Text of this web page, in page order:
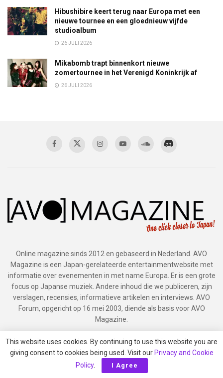
Hibushibire keert terug naar Europa met een
nieuwe tournee en een gloednieuw vijfde
studioalbum
26 JULI 2026
Mikabomb trapt binnenkort nieuwe
zomertournee in het Verenigd Koninkrijk af
26 JULI 2026
Online magazine sinds 2012 en gebaseerd in Nederland. AVO
Magazine is een Japan-gerelateerde entertainmentwebsite met
informatie over evenementen in met name Europa. Er is een grote
focus op Japanse muziek. Andere inhoud die we publiceren, zijn
verslagen, recensies, informatieve artikelen en interviews. AVO
Forum, opgericht op 16 mei 2003, diende als basis voor AVO
Magazine.
Persberichten: press[@]avo-magazine.com Samenwerkingen:
francisca[@]avo-magazine.com
Gebruik geen tekst en foto's gemaakt door AVO Magazine zonder
This website uses cookies. By continuing to use this website you are
giving consent to cookies being used. Visit our Privacy and Cookie
Policy. I Agree